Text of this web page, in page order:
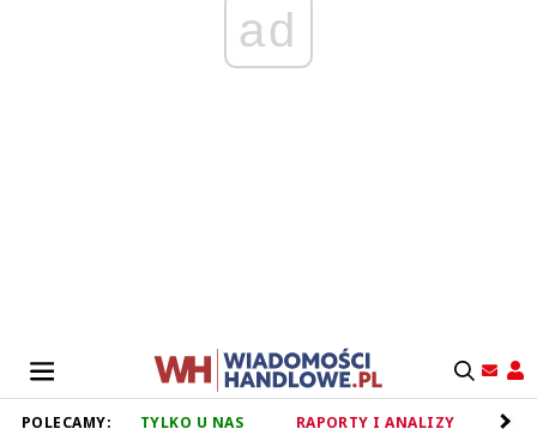
ad
POLECAMY: TYLKO U NAS RAPORTY I ANALIZY